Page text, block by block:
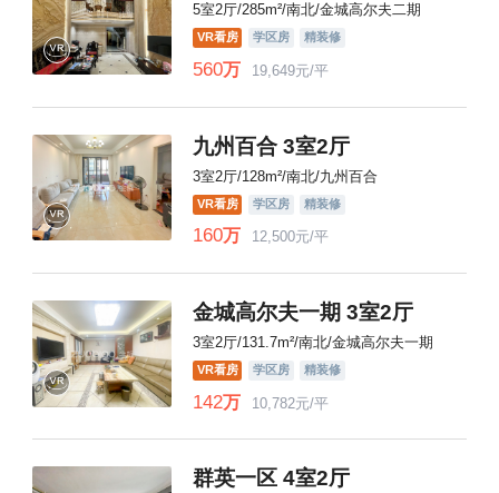
5室2厅/285m²/南北/金城高尔夫二期
VR看房 学区房 精装修
560万 19,649元/平
九州百合 3室2厅
3室2厅/128m²/南北/九州百合
VR看房 学区房 精装修
160万 12,500元/平
金城高尔夫一期 3室2厅
3室2厅/131.7m²/南北/金城高尔夫一期
VR看房 学区房 精装修
142万 10,782元/平
群英一区 4室2厅